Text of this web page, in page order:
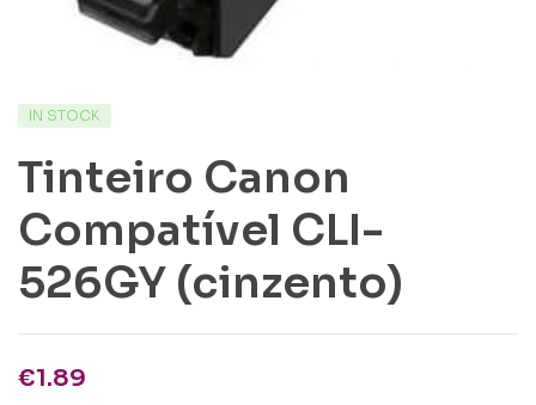
IN STOCK
Tinteiro Canon
Compatível CLI-
526GY (cinzento)
€1.89